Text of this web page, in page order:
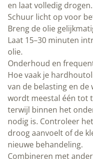
en laat volledig drogen.
Schuur licht op voor
Breng de olie
Laat 15–30 minuten
olie.
Onderhoud en
Hoe vaak je
van de belasting en
wordt meestal één tot
terwijl binnen het
nodig is. Controleer
droog aanvoelt of de
nieuwe behandeling.
Combineren met